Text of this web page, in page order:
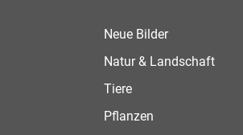
Neue Bilder
Natur & Landschaft
Tiere
Pflanzen